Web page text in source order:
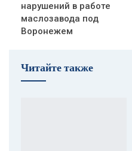
нарушений в работе
маслозавода под
Воронежем
Читайте также